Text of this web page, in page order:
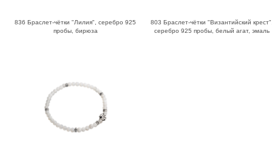
836 Браслет-чётки "Лилия", серебро 925
пробы, бирюза
803 Браслет-чётки "Византийский
серебро 925 пробы, белый агат, эмаль